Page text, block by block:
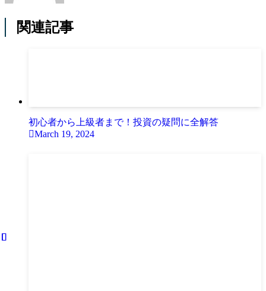
関連記事
初心者から上級者まで！投資の疑問に全解答
March 19, 2024